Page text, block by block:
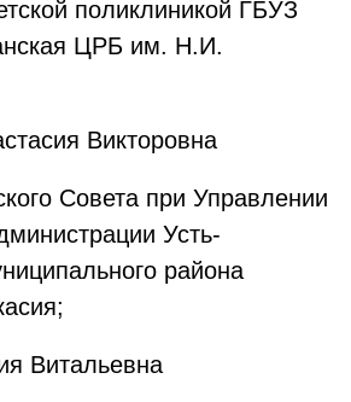
поликлиникой ГБУЗ
ЦРБ им. Н.И.
Викторовна
Совета при Управлении
Усть-
района
Витальевна